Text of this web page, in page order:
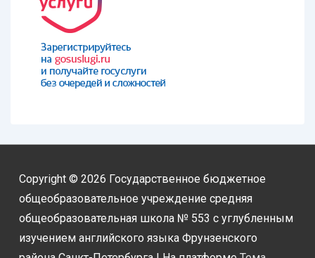
Copyright © 2026 Государственное бюджетное
общеобразовательное учреждение средняя
общеобразовательная школа № 553 с углубленным
изучением английского языка Фрунзенского